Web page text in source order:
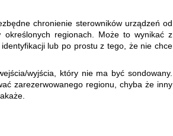
chronienie sterowników urządzeń od
określonych regionach. Może to wynikać z
identyfikacji lub po prostu z tego, że nie chce
wyjścia, który nie ma być sondowany.
zarezerwowanego regionu, chyba że inny